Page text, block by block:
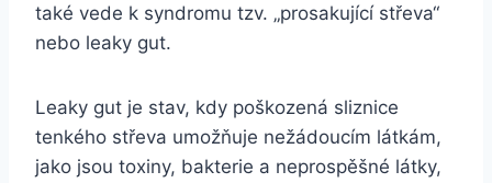
také vede k syndromu tzv. „prosakující střeva“
nebo leaky gut.
Leaky gut je stav, kdy poškozená sliznice
tenkého střeva umožňuje nežádoucím látkám,
jako jsou toxiny, bakterie a neprospěšné látky,